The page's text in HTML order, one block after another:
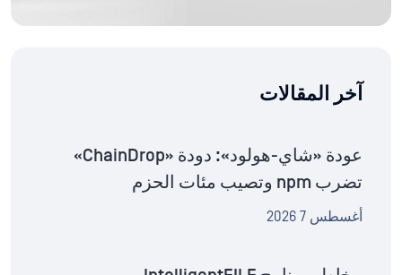
آخر المقالات
عودة «شاي-هولود»: دودة «ChainDrop»
تضرب npm وتصيب مئات الحزم
أغسطس 7 2026